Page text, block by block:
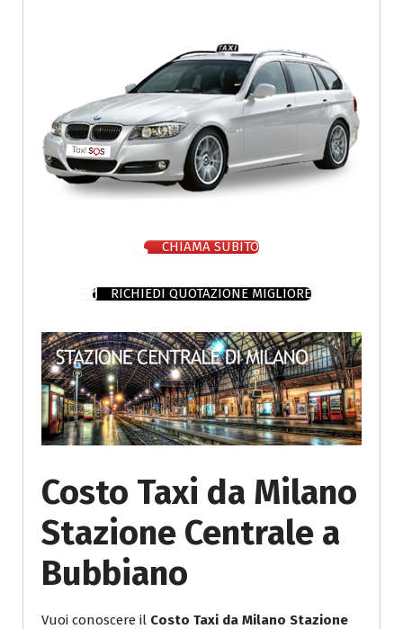
CHIAMA SUBITO
RICHIEDI QUOTAZIONE MIGLIORE
Costo Taxi da Milano
Stazione Centrale a
Bubbiano
Vuoi conoscere il Costo Taxi da Milano Stazione